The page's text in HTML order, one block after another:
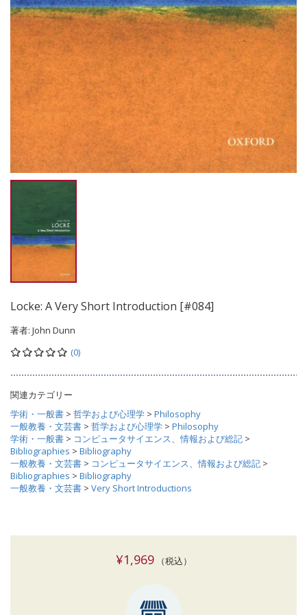
Locke: A Very Short Introduction [#084]
著者: John Dunn
(0)
関連カテゴリー
学術・一般書 > 哲学および心理学 > Philosophy
一般教養・文芸書 > 哲学および心理学 > Philosophy
学術・一般書 > コンピュータサイエンス、情報および総記 >
Bibliographies > Bibliography
一般教養・文芸書 > コンピュータサイエンス、情報および総記 >
Bibliographies > Bibliography
一般教養・文芸書 > Very Short Introductions
¥1,969（税込）